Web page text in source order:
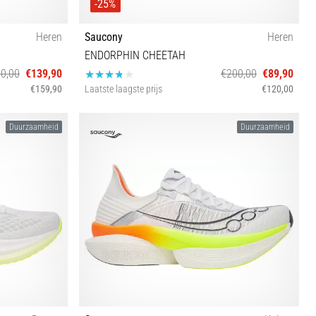
Heren
€139,90
€159,90
47
-25%
Saucony
Heren
ENDORPHIN CHEETAH
€200,00 €89,90
Laatste laagste prijs €120,00
36 37½ 38 40½ 42 42½ 43 44 45 46 47
Duurzaamheid Duurzaamheid